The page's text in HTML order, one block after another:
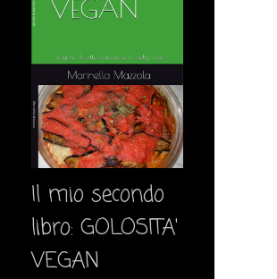
Il mio secondo
libro: GOLOSITA'
VEGAN